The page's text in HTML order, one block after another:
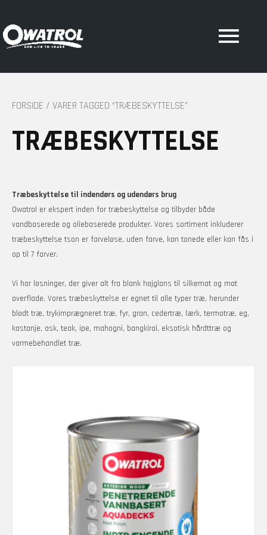
FORSIDE / VARER TAGGED “TRÆBESKYTTELSE”
TRÆBESKYTTELSE
Træbeskyttelse til indendørs og udendørs brug
Owatrol er ekspert inden for træbeskyttelse og tilbyder både
vandbaserede og oliebaserede produkter. Vores sortiment inkluderer
træbeskyttelse tson er farveløse, uden farve, kan tonede eller kan fås i
op til 7 farver.
Vi har løsninger, der giver alt fra blank højglans til silkemat og mat
overflade. Vores træbeskyttelse er egnet til alle typer træ, herunder
blødt træ, trykimprægneret træ, fyr, gran, cedertræ, lærk, termotræ, eg,
kastanje, ask, teak, ipe, mahogni, bangkirai, eksotisk hårdttræ og
varmebehandlet træ.